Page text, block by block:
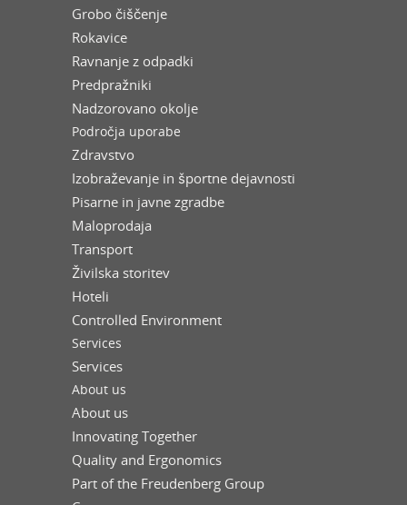
Grobo čiščenje
Rokavice
Ravnanje z odpadki
Predpražniki
Nadzorovano okolje
Področja uporabe
Zdravstvo
Izobraževanje in športne dejavnosti
Pisarne in javne zgradbe
Maloprodaja
Transport
Živilska storitev
Hoteli
Controlled Environment
Services
Services
About us
About us
Innovating Together
Quality and Ergonomics
Part of the Freudenberg Group